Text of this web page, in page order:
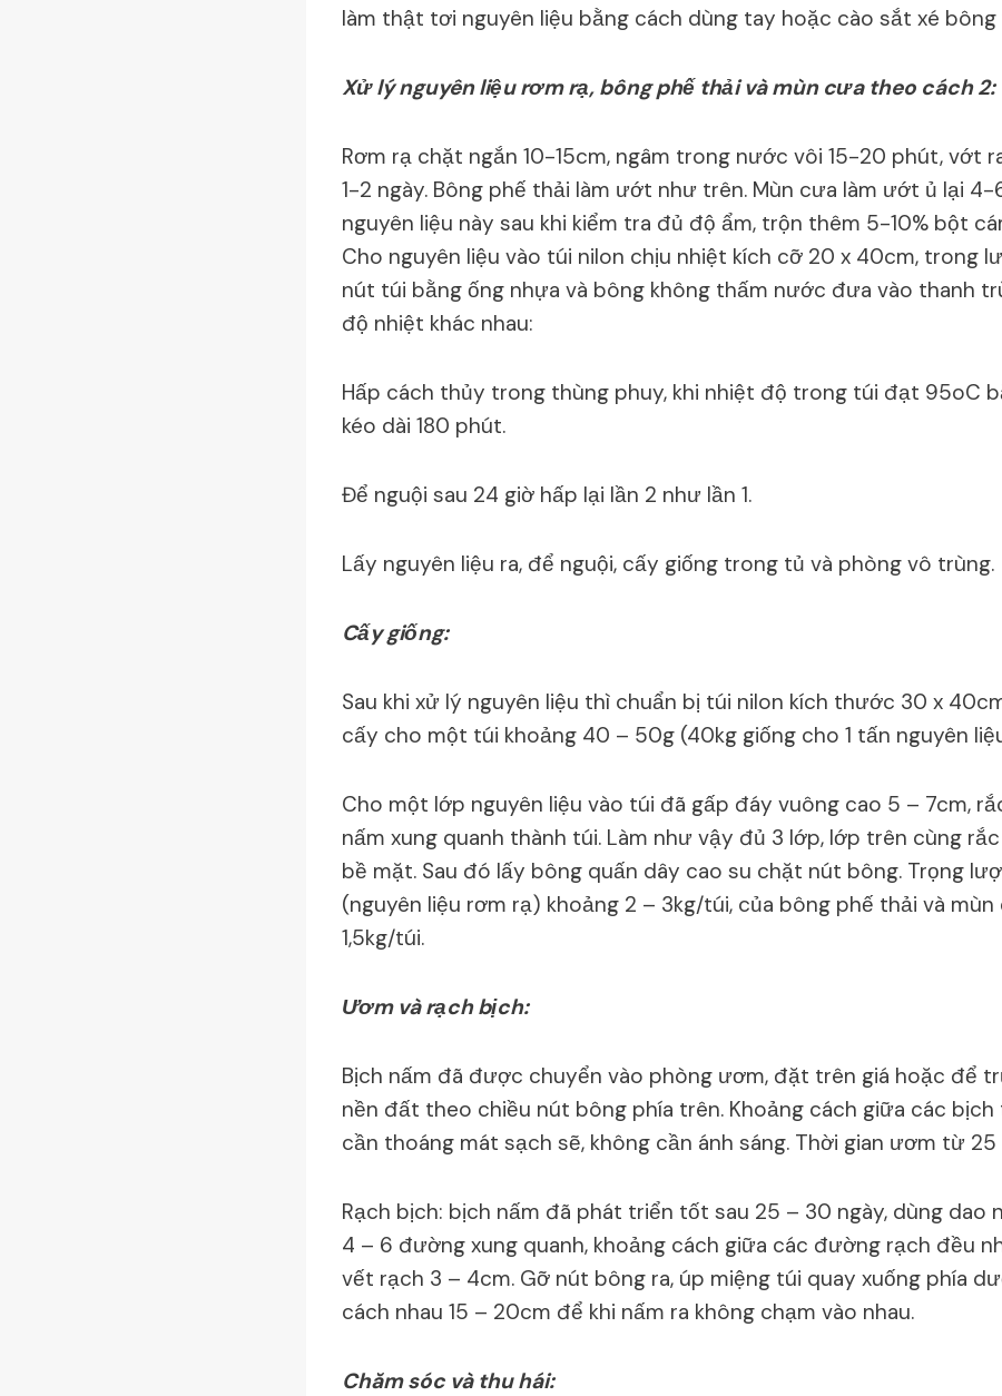
làm thật tơi nguyên liệu bằng cách dùng tay hoặc cào sắt xé bông
Xử lý nguyên liệu rơm rạ, bông phế thải và mùn cưa theo cách 2:
Rơm rạ chặt ngắn 10-15cm, ngâm trong nước vôi 15-20 phút, vớt
1-2 ngày. Bông phế thải làm ướt như trên. Mùn cưa làm ướt ủ lại 4-
nguyên liệu này sau khi kiểm tra đủ độ ẩm, trộn thêm 5-10% bột
Cho nguyên liệu vào túi nilon chịu nhiệt kích cỡ 20 x 40cm, trong
nút túi bằng ống nhựa và bông không thấm nước đưa vào thanh
độ nhiệt khác nhau:
Hấp cách thủy trong thùng phuy, khi nhiệt độ trong túi đạt 95oC
kéo dài 180 phút.
Để nguội sau 24 giờ hấp lại lần 2 như lần 1.
Lấy nguyên liệu ra, để nguội, cấy giống trong tủ và phòng vô trùng.
Cấy giống:
Sau khi xử lý nguyên liệu thì chuẩn bị túi nilon kích thước 30 x
cấy cho một túi khoảng 40 – 50g (40kg giống cho 1 tấn nguyên
Cho một lớp nguyên liệu vào túi đã gấp đáy vuông cao 5 – 7cm,
nấm xung quanh thành túi. Làm như vậy đủ 3 lớp, lớp trên cùng
bề mặt. Sau đó lấy bông quấn dây cao su chặt nút bông. Trọng
(nguyên liệu rơm rạ) khoảng 2 – 3kg/túi, của bông phế thải và mùn
1,5kg/túi.
Ươm và rạch bịch:
Bịch nấm đã được chuyển vào phòng ươm, đặt trên giá hoặc để
nền đất theo chiều nút bông phía trên. Khoảng cách giữa các bịch
cần thoáng mát sạch sẽ, không cần ánh sáng. Thời gian ươm từ
Rạch bịch: bịch nấm đã phát triển tốt sau 25 – 30 ngày, dùng dao
4 – 6 đường xung quanh, khoảng cách giữa các đường rạch đều
vết rạch 3 – 4cm. Gỡ nút bông ra, úp miệng túi quay xuống phía
cách nhau 15 – 20cm để khi nấm ra không chạm vào nhau.
Chăm sóc và thu hái: